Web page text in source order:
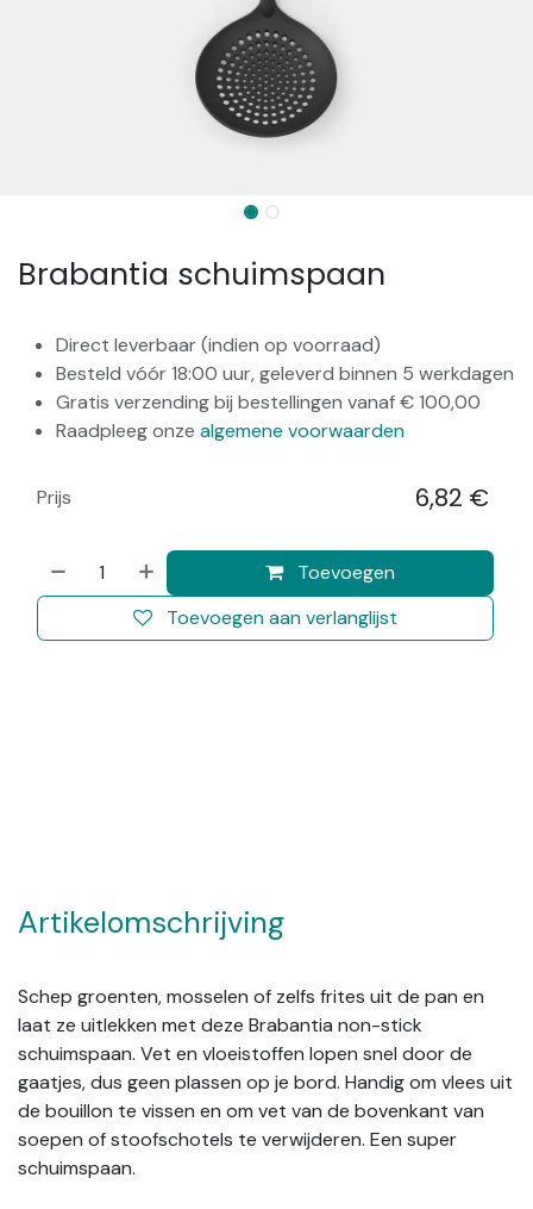
Brabantia schuimspaan
Direct leverbaar (indien op voorraad)
Besteld vóór 18:00 uur, geleverd binnen 5 werkdagen
Gratis verzending bij bestellingen vanaf € 100,00
Raadpleeg onze algemene voorwaarden
Toevoegen
Toevoegen aan verlanglijst
Prijs 6,82 €
Artikelomschrijving
Schep groenten, mosselen of zelfs frites uit de pan en
laat ze uitlekken met deze Brabantia non-stick
schuimspaan. Vet en vloeistoffen lopen snel door de
gaatjes, dus geen plassen op je bord. Handig om vlees uit
de bouillon te vissen en om vet van de bovenkant van
soepen of stoofschotels te verwijderen. Een super
schuimspaan.